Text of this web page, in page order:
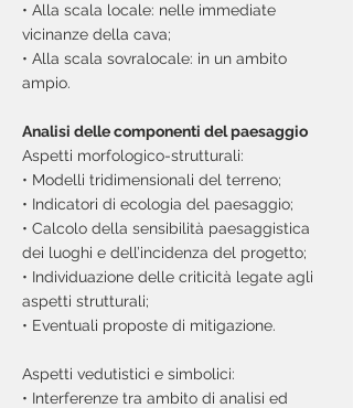
• Alla scala locale: nelle immediate
vicinanze della cava;
• Alla scala sovralocale: in un ambito
ampio.
Analisi delle componenti del paesaggio
Aspetti morfologico-strutturali:
• Modelli tridimensionali del terreno;
• Indicatori di ecologia del paesaggio;
• Calcolo della sensibilità paesaggistica
dei luoghi e dell’incidenza del progetto;
• Individuazione delle criticità legate agli
aspetti strutturali;
• Eventuali proposte di mitigazione.
Aspetti vedutistici e simbolici:
• Interferenze tra ambito di analisi ed